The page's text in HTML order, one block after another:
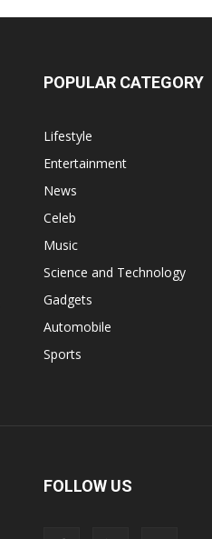
POPULAR CATEGORY
Lifestyle
Entertainment
News
Celeb
Music
Science and Technology
Gadgets
Automobile
Sports
FOLLOW US